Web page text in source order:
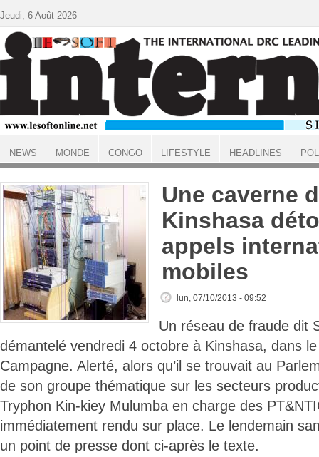
ACCUEIL
Une caverne
Kinshasa
appels
mobiles
lun, 07/10/2013 - 09:52
Un réseau de fraude dit
démantelé vendredi 4 octobre à Kinshasa, dans
Campagne. Alerté, alors qu’il se trouvait au
de son groupe thématique sur les secteurs
Tryphon Kin-kiey Mulumba en charge des
immédiatement rendu sur place. Le lendemain
un point de presse dont ci-après le texte.
Jeudi, 6 Août 2026
NEWS MONDE CONGO LIFESTYLE HEADLINES